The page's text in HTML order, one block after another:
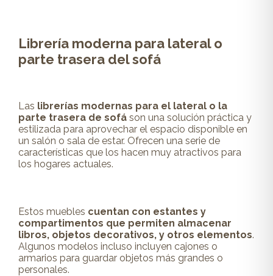
Librería moderna para lateral o
parte trasera del sofá
Las librerías modernas para el lateral o la
parte trasera de sofá son una solución práctica y
estilizada para aprovechar el espacio disponible en
un salón o sala de estar. Ofrecen una serie de
características que los hacen muy atractivos para
los hogares actuales.
Estos muebles cuentan con estantes y
compartimentos que permiten almacenar
libros, objetos decorativos, y otros elementos.
Algunos modelos incluso incluyen cajones o
armarios para guardar objetos más grandes o
personales.